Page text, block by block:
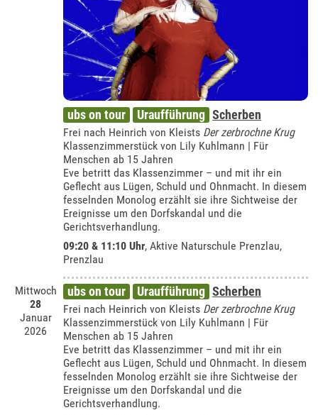
ubs on tour Uraufführung Scherben
Frei nach Heinrich von Kleists Der zerbrochne Krug
Klassenzimmerstück von Lily Kuhlmann | Für
Menschen ab 15 Jahren
Eve betritt das Klassenzimmer – und mit ihr ein
Geflecht aus Lügen, Schuld und Ohnmacht. In diesem
fesselnden Monolog erzählt sie ihre Sichtweise der
Ereignisse um den Dorfskandal und die
Gerichtsverhandlung.
09:20 & 11:10 Uhr,Aktive Naturschule Prenzlau,
Prenzlau
Mittwoch
28
Januar
2026
ubs on tour Uraufführung Scherben
Frei nach Heinrich von Kleists Der zerbrochne Krug
Klassenzimmerstück von Lily Kuhlmann | Für
Menschen ab 15 Jahren
Eve betritt das Klassenzimmer – und mit ihr ein
Geflecht aus Lügen, Schuld und Ohnmacht. In diesem
fesselnden Monolog erzählt sie ihre Sichtweise der
Ereignisse um den Dorfskandal und die
Gerichtsverhandlung.